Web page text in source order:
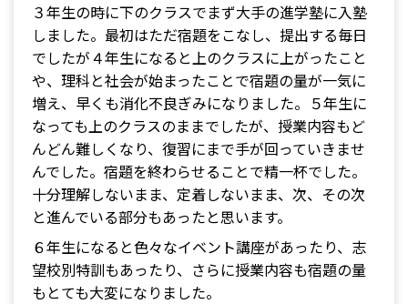
３年生の時に下のクラスでまず大手の進学塾に入塾
しました。最初はただ宿題をこなし、提出する毎日
でしたが４年生になると上のクラスに上がったこと
や、理科と社会が始まったことで宿題の量が一気に
増え、早くも消化不良ぎみになりました。５年生に
なっても上のクラスのままでしたが、授業内容もど
んどん難しくなり、復習にまで手が回っていきませ
んでした。宿題を終わらせることで精一杯でした。
十分理解しないまま、定着しないまま、次、その次
と進んでいる部分もあったと思います。
６年生になると色々なイベント講座があったり、志
望校別特訓もあったり、さらに授業内容も宿題の量
もとても大変になりました。